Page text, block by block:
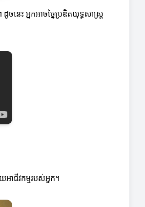
េះ អ្នកអាចច្នៃប្រឌិតយុទ្ធសាស្ត្រ
ាជីវកម្មរបស់អ្នក។